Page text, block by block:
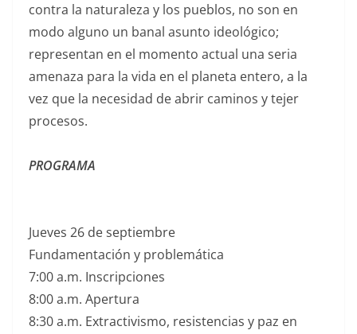
contra la naturaleza y los pueblos, no son en
modo alguno un banal asunto ideológico;
representan en el momento actual una seria
amenaza para la vida en el planeta entero, a la
vez que la necesidad de abrir caminos y tejer
procesos.
PROGRAMA
Jueves 26 de septiembre
Fundamentación y problemática
7:00 a.m. Inscripciones
8:00 a.m. Apertura
8:30 a.m. Extractivismo, resistencias y paz en